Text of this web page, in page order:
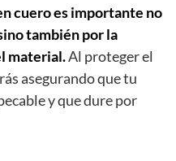
cuero es importante no
también por la
material.Al proteger el
asegurando que tu
y que dure por